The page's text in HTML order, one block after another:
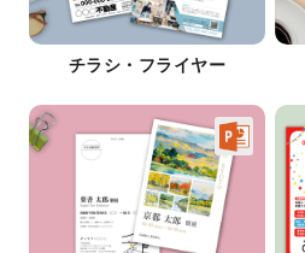
チラシ・フライヤー